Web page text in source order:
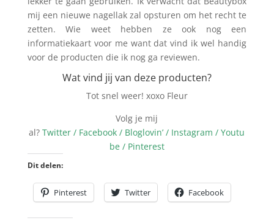
mij een nieuwe nagellak zal opsturen om het recht te
zetten. Wie weet hebben ze ook nog een
informatiekaart voor me want dat vind ik wel handig
voor de producten die ik nog ga reviewen.
Wat vind jij van deze producten?
Tot snel weer! xoxo Fleur
Volg je mij
al?Twitter / Facebook / Bloglovin’ / Instagram / Youtu
be / Pinterest
Dit delen:
Pinterest Twitter Facebook